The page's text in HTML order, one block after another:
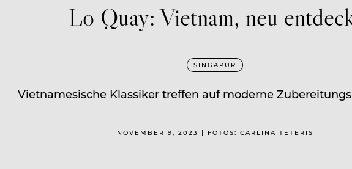
Lo Quay: Vietnam, neu
SINGAPUR
Vietnamesische Klassiker treffen auf moderne
NOVEMBER 9, 2023 | FOTOS: CARLINA TETERIS